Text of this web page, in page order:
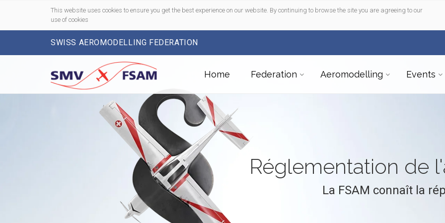
This website uses cookies to ensure you get the best experience on our website. By continuing to browse the site you are agreeing to our
use of cookies
SWISS AEROMODELLING FEDERATION
Home Federation Aeromodelling Events
Réglementation de
La FSAM connaît la